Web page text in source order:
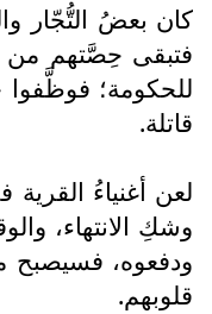
كان بعضُ التُّجّار
فتبقى حِصَّتهم من
للحكومة؛ فوظَّفوا
قاتلة.
لعن أغنياءُ
وشكِ الانتهاء،
ودفعوه، فسيصبح
قلوبهم.